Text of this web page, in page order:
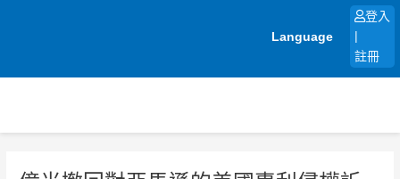
Language
登入
註冊